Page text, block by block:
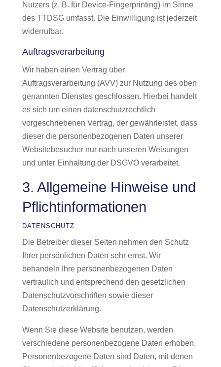
Nutzers (z. B. für Device-Fingerprinting) im Sinne
des TTDSG umfasst. Die Einwilligung ist jederzeit
widerrufbar.
Auftragsverarbeitung
Wir haben einen Vertrag über
Auftragsverarbeitung (AVV) zur Nutzung des oben
genannten Dienstes geschlossen. Hierbei handelt
es sich um einen datenschutzrechtlich
vorgeschriebenen Vertrag, der gewährleistet, dass
dieser die personenbezogenen Daten unserer
Websitebesucher nur nach unseren Weisungen
und unter Einhaltung der DSGVO verarbeitet.
3. Allgemeine Hinweise und
Pflicht­informationen
DATENSCHUTZ
Die Betreiber dieser Seiten nehmen den Schutz
Ihrer persönlichen Daten sehr ernst. Wir
behandeln Ihre personenbezogenen Daten
vertraulich und entsprechend den gesetzlichen
Datenschutzvorschriften sowie dieser
Datenschutzerklärung.
Wenn Sie diese Website benutzen, werden
verschiedene personenbezogene Daten erhoben.
Personenbezogene Daten sind Daten, mit denen